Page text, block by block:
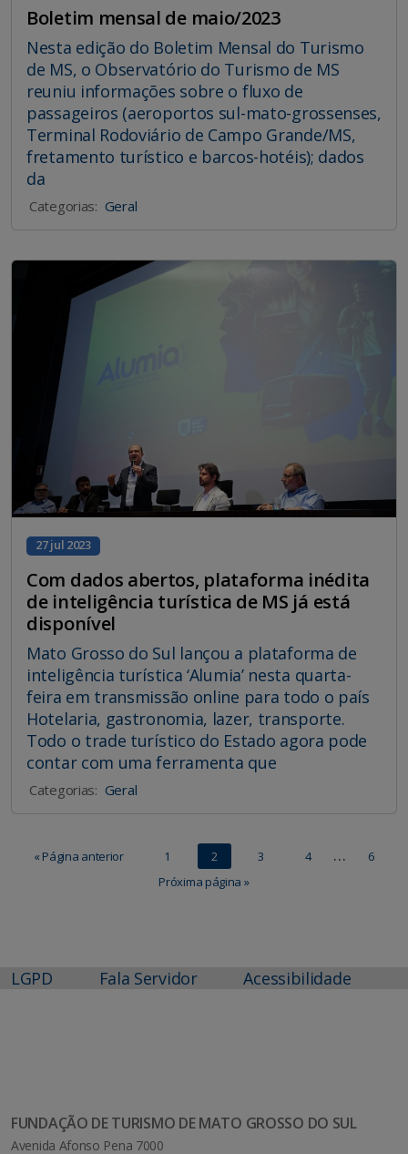
Boletim mensal de maio/2023
Nesta edição do Boletim Mensal do Turismo
de MS, o Observatório do Turismo de MS
reuniu informações sobre o fluxo de
passageiros (aeroportos sul-mato-grossenses,
Terminal Rodoviário de Campo Grande/MS,
fretamento turístico e barcos-hotéis); dados
da
Categorias: Geral
27 jul 2023
Com dados abertos, plataforma inédita
de inteligência turística de MS já está
disponível
Mato Grosso do Sul lançou a plataforma de
inteligência turística ‘Alumia’ nesta quarta-
feira em transmissão online para todo o país
Hotelaria, gastronomia, lazer, transporte.
Todo o trade turístico do Estado agora pode
contar com uma ferramenta que
Categorias: Geral
« Página anterior 1 2 3 4 …
6
Próxima página »
LGPD Fala Servidor Acessibilidade
FUNDAÇÃO DE TURISMO DE MATO GROSSO DO SUL
Avenida Afonso Pena 7000